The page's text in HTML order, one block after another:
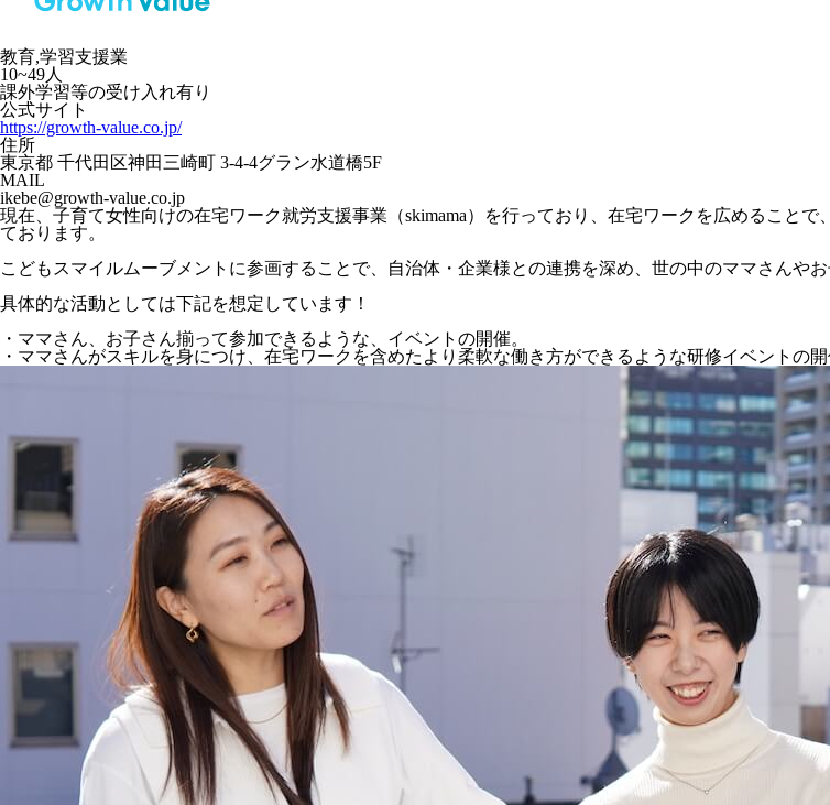
教育,学習支援業
10~49人
課外学習等の受け入れ有り
公式サイト
https://growth-value.co.jp/
住所
東京都 千代田区神田三崎町 3-4-4グラン水道橋5F
MAIL
ikebe@growth-value.co.jp
現在、子育て女性向けの在宅ワーク就労支援事業（skimama）を行っており、在宅ワークを広めること
ております。
こどもスマイルムーブメントに参画することで、自治体・企業様との連携を深め、世の中のママさんや
具体的な活動としては下記を想定しています！
・ママさん、お子さん揃って参加できるような、イベントの開催。
・ママさんがスキルを身につけ、在宅ワークを含めたより柔軟な働き方ができるような研修イベントの開